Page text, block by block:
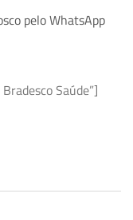
pelo WhatsApp
Saúde”]